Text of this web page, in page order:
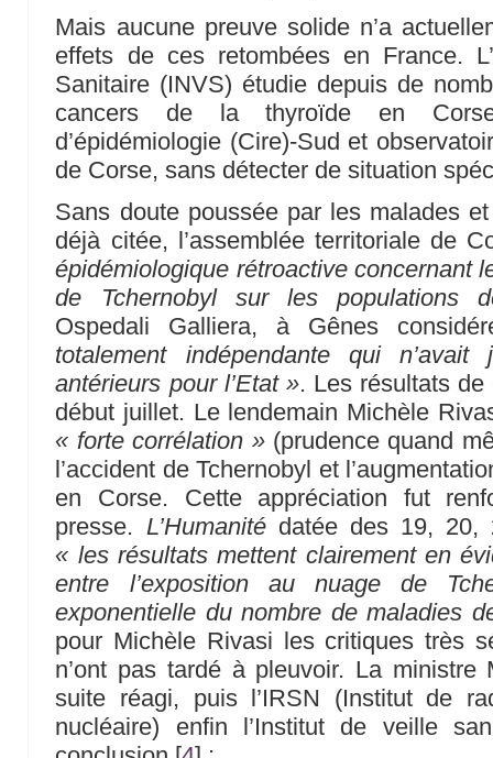
Mais aucune preuve solide n’a
effets de ces retombées en France.
Sanitaire (INVS) étudie depuis de
cancers de la thyroïde en
d’épidémiologie (Cire)-Sud et
de Corse, sans détecter de situation
Sans doute poussée par les malades
déjà citée, l’assemblée territoriale de
épidémiologique rétroactive concernant
de Tchernobyl sur les populations
Ospedali Galliera, à Gênes
totalement indépendante qui
antérieurs pour l’Etat ». Les résultats
début juillet. Le lendemain Michèle
« forte corrélation »(prudence quand
l’accident de Tchernobyl et
en Corse. Cette appréciation fut
presse. L’Humanitédatée des 19, 20,
« les résultats mettent clairement en
entre l’exposition au nuage de
exponentielle du nombre de maladies
pour Michèle Rivasi les critiques très
n’ont pas tardé à pleuvoir. La ministre
suite réagi, puis l’IRSN (Institut de
nucléaire) enfin l’Institut de veille